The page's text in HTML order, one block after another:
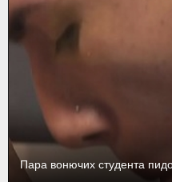
Пара вонючих студента